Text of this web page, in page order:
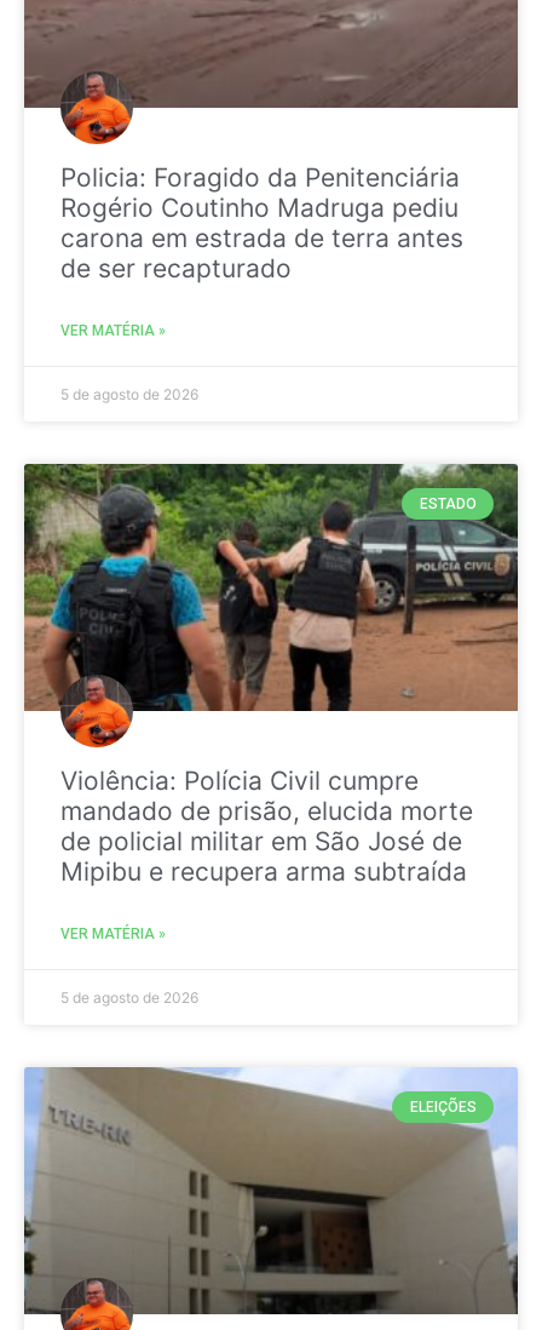
Policia: Foragido da Penitenciária
Rogério Coutinho Madruga pediu
carona em estrada de terra antes
de ser recapturado
VER MATÉRIA »
5 de agosto de 2026
ESTADO
Violência: Polícia Civil cumpre
mandado de prisão, elucida morte
de policial militar em São José de
Mipibu e recupera arma subtraída
VER MATÉRIA »
5 de agosto de 2026
ELEIÇÕES